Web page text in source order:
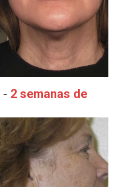
- 2 semanas de